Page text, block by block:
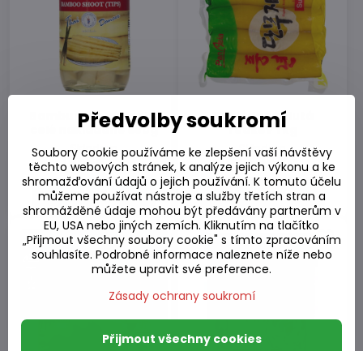
Bambusové výhonky
celé nakládané 680g
Skladem
110,88 Kč
Do košíku
Nakládaná žlutá
ředkev 1 kg
Skladem
129,09 Kč
Do košíku
Předvolby soukromí
Soubory cookie používáme ke zlepšení vaší návštěvy
těchto webových stránek, k analýze jejich výkonu a ke
shromažďování údajů o jejich používání. K tomuto účelu
můžeme používat nástroje a služby třetích stran a
shromážděné údaje mohou být předávány partnerům v
EU, USA nebo jiných zemích. Kliknutím na tlačítko
„Přijmout všechny soubory cookie" s tímto zpracováním
souhlasíte. Podrobné informace naleznete níže nebo
můžete upravit své preference.
Zásady ochrany soukromí
Přijmout všechny cookies